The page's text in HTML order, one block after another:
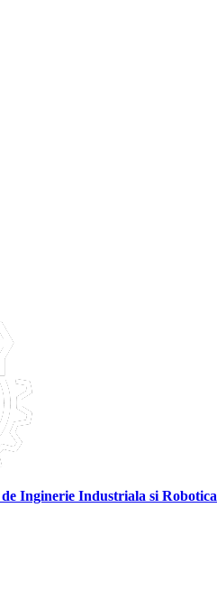
Inginerie Industriala si Robotica